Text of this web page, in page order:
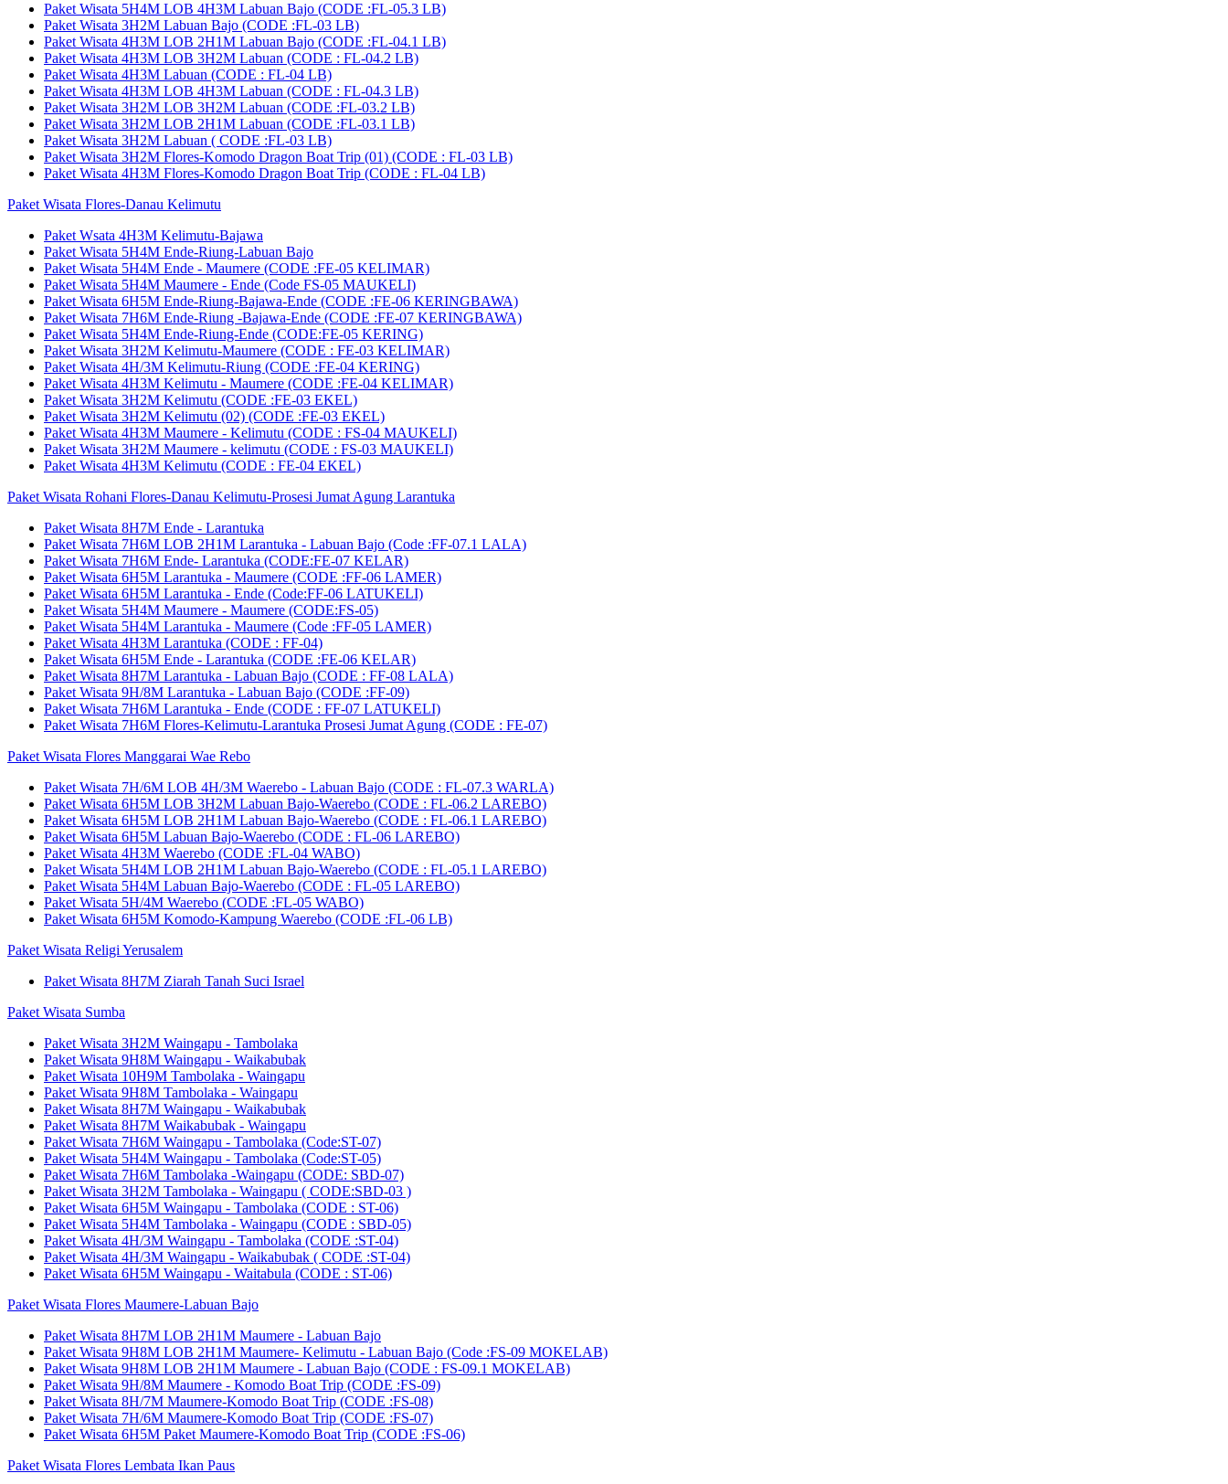
Paket Wisata 5H4M LOB 4H3M Labuan Bajo (CODE :FL-05.3 LB)
Paket Wisata 3H2M Labuan Bajo (CODE :FL-03 LB)
Paket Wisata 4H3M LOB 2H1M Labuan Bajo (CODE :FL-04.1 LB)
Paket Wisata 4H3M LOB 3H2M Labuan (CODE : FL-04.2 LB)
Paket Wisata 4H3M Labuan (CODE : FL-04 LB)
Paket Wisata 4H3M LOB 4H3M Labuan (CODE : FL-04.3 LB)
Paket Wisata 3H2M LOB 3H2M Labuan (CODE :FL-03.2 LB)
Paket Wisata 3H2M LOB 2H1M Labuan (CODE :FL-03.1 LB)
Paket Wisata 3H2M Labuan ( CODE :FL-03 LB)
Paket Wisata 3H2M Flores-Komodo Dragon Boat Trip (01) (CODE : FL-03 LB)
Paket Wisata 4H3M Flores-Komodo Dragon Boat Trip (CODE : FL-04 LB)
Paket Wisata Flores-Danau Kelimutu
Paket Wsata 4H3M Kelimutu-Bajawa
Paket Wisata 5H4M Ende-Riung-Labuan Bajo
Paket Wisata 5H4M Ende - Maumere (CODE :FE-05 KELIMAR)
Paket Wisata 5H4M Maumere - Ende (Code FS-05 MAUKELI)
Paket Wisata 6H5M Ende-Riung-Bajawa-Ende (CODE :FE-06 KERINGBAWA)
Paket Wisata 7H6M Ende-Riung -Bajawa-Ende (CODE :FE-07 KERINGBAWA)
Paket Wisata 5H4M Ende-Riung-Ende (CODE:FE-05 KERING)
Paket Wisata 3H2M Kelimutu-Maumere (CODE : FE-03 KELIMAR)
Paket Wisata 4H/3M Kelimutu-Riung (CODE :FE-04 KERING)
Paket Wisata 4H3M Kelimutu - Maumere (CODE :FE-04 KELIMAR)
Paket Wisata 3H2M Kelimutu (CODE :FE-03 EKEL)
Paket Wisata 3H2M Kelimutu (02) (CODE :FE-03 EKEL)
Paket Wisata 4H3M Maumere - Kelimutu (CODE : FS-04 MAUKELI)
Paket Wisata 3H2M Maumere - kelimutu (CODE : FS-03 MAUKELI)
Paket Wisata 4H3M Kelimutu (CODE : FE-04 EKEL)
Paket Wisata Rohani Flores-Danau Kelimutu-Prosesi Jumat Agung Larantuka
Paket Wisata 8H7M Ende - Larantuka
Paket Wisata 7H6M LOB 2H1M Larantuka - Labuan Bajo (Code :FF-07.1 LALA)
Paket Wisata 7H6M Ende- Larantuka (CODE:FE-07 KELAR)
Paket Wisata 6H5M Larantuka - Maumere (CODE :FF-06 LAMER)
Paket Wisata 6H5M Larantuka - Ende (Code:FF-06 LATUKELI)
Paket Wisata 5H4M Maumere - Maumere (CODE:FS-05)
Paket Wisata 5H4M Larantuka - Maumere (Code :FF-05 LAMER)
Paket Wisata 4H3M Larantuka (CODE : FF-04)
Paket Wisata 6H5M Ende - Larantuka (CODE :FE-06 KELAR)
Paket Wisata 8H7M Larantuka - Labuan Bajo (CODE : FF-08 LALA)
Paket Wisata 9H/8M Larantuka - Labuan Bajo (CODE :FF-09)
Paket Wisata 7H6M Larantuka - Ende (CODE : FF-07 LATUKELI)
Paket Wisata 7H6M Flores-Kelimutu-Larantuka Prosesi Jumat Agung (CODE : FE-07)
Paket Wisata Flores Manggarai Wae Rebo
Paket Wisata 7H/6M LOB 4H/3M Waerebo - Labuan Bajo (CODE : FL-07.3 WARLA)
Paket Wisata 6H5M LOB 3H2M Labuan Bajo-Waerebo (CODE : FL-06.2 LAREBO)
Paket Wisata 6H5M LOB 2H1M Labuan Bajo-Waerebo (CODE : FL-06.1 LAREBO)
Paket Wisata 6H5M Labuan Bajo-Waerebo (CODE : FL-06 LAREBO)
Paket Wisata 4H3M Waerebo (CODE :FL-04 WABO)
Paket Wisata 5H4M LOB 2H1M Labuan Bajo-Waerebo (CODE : FL-05.1 LAREBO)
Paket Wisata 5H4M Labuan Bajo-Waerebo (CODE : FL-05 LAREBO)
Paket Wisata 5H/4M Waerebo (CODE :FL-05 WABO)
Paket Wisata 6H5M Komodo-Kampung Waerebo (CODE :FL-06 LB)
Paket Wisata Religi Yerusalem
Paket Wisata 8H7M Ziarah Tanah Suci Israel
Paket Wisata Sumba
Paket Wisata 3H2M Waingapu - Tambolaka
Paket Wisata 9H8M Waingapu - Waikabubak
Paket Wisata 10H9M Tambolaka - Waingapu
Paket Wisata 9H8M Tambolaka - Waingapu
Paket Wisata 8H7M Waingapu - Waikabubak
Paket Wisata 8H7M Waikabubak - Waingapu
Paket Wisata 7H6M Waingapu - Tambolaka (Code:ST-07)
Paket Wisata 5H4M Waingapu - Tambolaka (Code:ST-05)
Paket Wisata 7H6M Tambolaka -Waingapu (CODE: SBD-07)
Paket Wisata 3H2M Tambolaka - Waingapu ( CODE:SBD-03 )
Paket Wisata 6H5M Waingapu - Tambolaka (CODE : ST-06)
Paket Wisata 5H4M Tambolaka - Waingapu (CODE : SBD-05)
Paket Wisata 4H/3M Waingapu - Tambolaka (CODE :ST-04)
Paket Wisata 4H/3M Waingapu - Waikabubak ( CODE :ST-04)
Paket Wisata 6H5M Waingapu - Waitabula (CODE : ST-06)
Paket Wisata Flores Maumere-Labuan Bajo
Paket Wisata 8H7M LOB 2H1M Maumere - Labuan Bajo
Paket Wisata 9H8M LOB 2H1M Maumere- Kelimutu - Labuan Bajo (Code :FS-09 MOKELAB)
Paket Wisata 9H8M LOB 2H1M Maumere - Labuan Bajo (CODE : FS-09.1 MOKELAB)
Paket Wisata 9H/8M Maumere - Komodo Boat Trip (CODE :FS-09)
Paket Wisata 8H/7M Maumere-Komodo Boat Trip (CODE :FS-08)
Paket Wisata 7H/6M Maumere-Komodo Boat Trip (CODE :FS-07)
Paket Wisata 6H5M Paket Maumere-Komodo Boat Trip (CODE :FS-06)
Paket Wisata Flores Lembata Ikan Paus